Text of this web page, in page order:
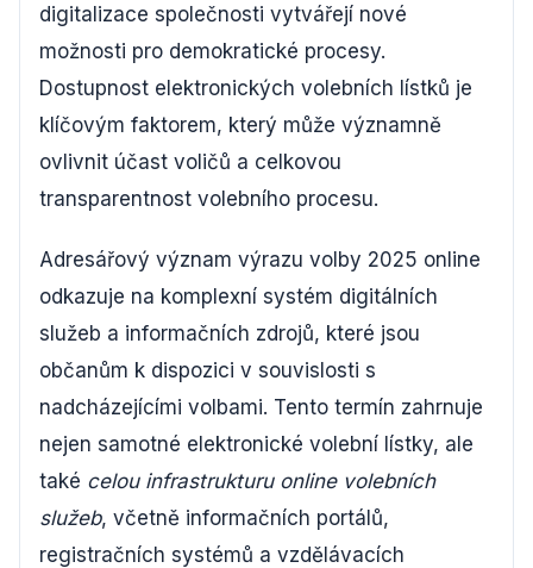
digitalizace společnosti vytvářejí nové
možnosti pro demokratické procesy.
Dostupnost elektronických volebních lístků je
klíčovým faktorem, který může významně
ovlivnit účast voličů a celkovou
transparentnost volebního procesu.
Adresářový význam výrazu volby 2025 online
odkazuje na komplexní systém digitálních
služeb a informačních zdrojů, které jsou
občanům k dispozici v souvislosti s
nadcházejícími volbami. Tento termín zahrnuje
nejen samotné elektronické volební lístky, ale
také celou infrastrukturu online volebních
služeb, včetně informačních portálů,
registračních systémů a vzdělávacích